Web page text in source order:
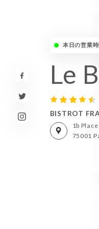
本日の営業
Le
BISTROT
1b
75001